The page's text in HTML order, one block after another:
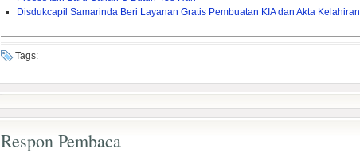
Disdukcapil Samarinda Beri Layanan Gratis Pembuatan KIA dan Akta Kelahiran
Tags:
Respon Pembaca